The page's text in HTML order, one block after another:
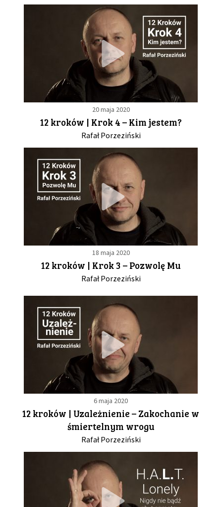
20 maja 2020
12 kroków | Krok 4 – Kim jestem?
Rafał Porzeziński
18 maja 2020
12 kroków | Krok 3 – Pozwolę Mu
Rafał Porzeziński
6 maja 2020
12 kroków | Uzależnienie – Zakochanie w
śmiertelnym wrogu
Rafał Porzeziński